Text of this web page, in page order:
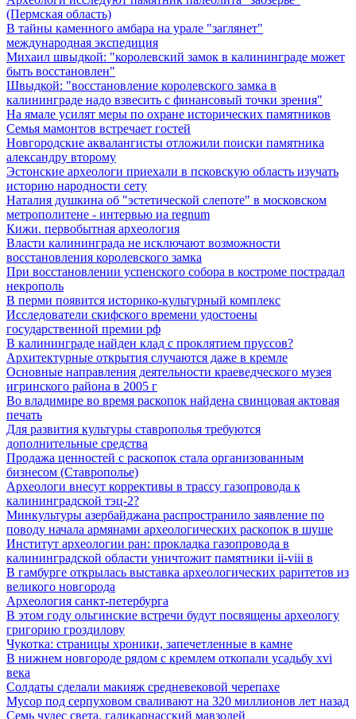
(Пермская область)
В тайны каменного амбара на урале "заглянет"
международная экспедиция
Михаил швыдкой: "королевский замок в калининграде может
быть восстановлен"
Швыдкой: "восстановление королевского замка в
калининграде надо взвесить с финансовый точки зрения"
На ямале усилят меры по охране исторических памятников
Семья мамонтов встречает гостей
Новгородские аквалангисты отложили поиски памятника
александру второму
Эстонские археологи приехали в псковскую область изучать
историю народности сету
Наталия душкина об "эстетической слепоте" в московском
метрополитене - интервью иа regnum
Кижи. первобытная археология
Власти калининграда не исключают возможности
восстановления королевского замка
При восстановлении успенского собора в костроме пострадал
некрополь
В перми появится историко-культурный комплекс
Исследователи скифского времени удостоены
государственной премии рф
В калининграде найден клад с проклятием пруссов?
Архитектурные открытия случаются даже в кремле
Основные направления деятельности краеведческого музея
игринского района в 2005 г
Во владимире во время раскопок найдена свинцовая актовая
печать
Для развития культуры ставрополья требуются
дополнительные средства
Продажа ценностей с раскопок стала организованным
бизнесом (Ставрополье)
Археологи внесут коррективы в трассу газопровода к
калининградской тэц-2?
Минкультуры азеpбайджана распространило заявление по
поводу начала аpмянами археологических раскопок в шуше
Институт археологии ран: прокладка газопровода в
калининградской области уничтожит памятники ii-viii в
В гамбурге открылась выставка археологических раритетов из
великого новгорода
Археология санкт-петербурга
В этом году ольгинские встречи будут посвящены археологу
григорию гроздилову
Чукотка: страницы хроники, запечетленные в камне
В нижнем новгороде рядом с кремлем откопали усадьбу xvi
века
Солдаты сделали макияж средневековой черепахе
Мусор под cерпуховом сваливают на 320 миллионов лет назад
Семь чудес света. галикарнасский мавзолей